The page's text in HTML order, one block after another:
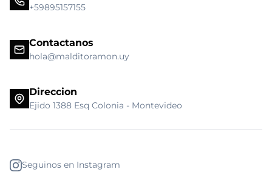
+59895157155
Contactanos
hola@malditoramon.uy
Direccion
Ejido 1388 Esq Colonia - Montevideo
Seguinos en Instagram